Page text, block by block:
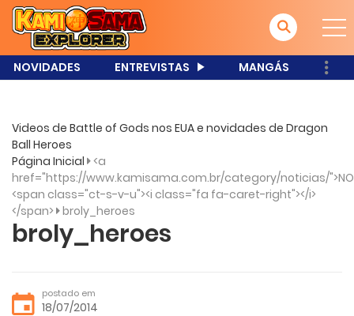
NOVIDADES ENTREVISTAS MANGÁS
Videos de Battle of Gods nos EUA e novidades de Dragon
Ball Heroes
Página Inicial <a
href="https://www.kamisama.com.br/category/noticias/
<span class="ct-s-v-u"><i class="fa fa-caret-right"></i>
</span> broly_heroes
broly_heroes
postado em
18/07/2014